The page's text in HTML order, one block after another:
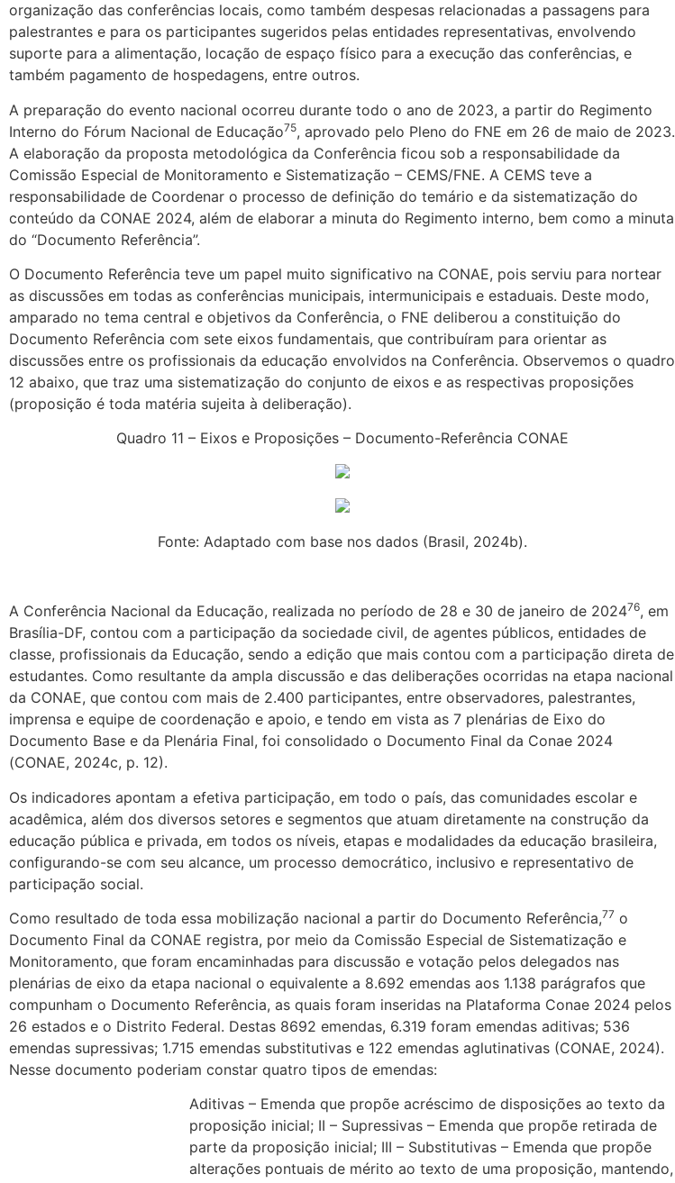
organização das conferências locais, como também despesas relacionadas a passagens para
palestrantes e para os participantes sugeridos pelas entidades representativas, envolvendo
suporte para a alimentação, locação de espaço físico para a execução das conferências, e
também pagamento de hospedagens, entre outros.
A preparação do evento nacional ocorreu durante todo o ano de 2023, a partir do Regimento
Interno do Fórum Nacional de Educação75, aprovado pelo Pleno do FNE em 26 de maio de 2023.
A elaboração da proposta metodológica da Conferência ficou sob a responsabilidade da
Comissão Especial de Monitoramento e Sistematização – CEMS/FNE. A CEMS teve a
responsabilidade de Coordenar o processo de definição do temário e da sistematização do
conteúdo da CONAE 2024, além de elaborar a minuta do Regimento interno, bem como a minuta
do “Documento Referência”.
O Documento Referência teve um papel muito significativo na CONAE, pois serviu para nortear
as discussões em todas as conferências municipais, intermunicipais e estaduais. Deste modo,
amparado no tema central e objetivos da Conferência, o FNE deliberou a constituição do
Documento Referência com sete eixos fundamentais, que contribuíram para orientar as
discussões entre os profissionais da educação envolvidos na Conferência. Observemos o quadro
12 abaixo, que traz uma sistematização do conjunto de eixos e as respectivas proposições
(proposição é toda matéria sujeita à deliberação).
Quadro 11 – Eixos e Proposições – Documento-Referência CONAE
Fonte: Adaptado com base nos dados (Brasil, 2024b).
A Conferência Nacional da Educação, realizada no período de 28 e 30 de janeiro de 202476, em
Brasília-DF, contou com a participação da sociedade civil, de agentes públicos, entidades de
classe, profissionais da Educação, sendo a edição que mais contou com a participação direta de
estudantes. Como resultante da ampla discussão e das deliberações ocorridas na etapa nacional
da CONAE, que contou com mais de 2.400 participantes, entre observadores, palestrantes,
imprensa e equipe de coordenação e apoio, e tendo em vista as 7 plenárias de Eixo do
Documento Base e da Plenária Final, foi consolidado o Documento Final da Conae 2024
(CONAE, 2024c, p. 12).
Os indicadores apontam a efetiva participação, em todo o país, das comunidades escolar e
acadêmica, além dos diversos setores e segmentos que atuam diretamente na construção da
educação pública e privada, em todos os níveis, etapas e modalidades da educação brasileira,
configurando-se com seu alcance, um processo democrático, inclusivo e representativo de
participação social.
Como resultado de toda essa mobilização nacional a partir do Documento Referência,77 o
Documento Final da CONAE registra, por meio da Comissão Especial de Sistematização e
Monitoramento, que foram encaminhadas para discussão e votação pelos delegados nas
plenárias de eixo da etapa nacional o equivalente a 8.692 emendas aos 1.138 parágrafos que
compunham o Documento Referência, as quais foram inseridas na Plataforma Conae 2024 pelos
26 estados e o Distrito Federal. Destas 8692 emendas, 6.319 foram emendas aditivas; 536
emendas supressivas; 1.715 emendas substitutivas e 122 emendas aglutinativas (CONAE, 2024).
Nesse documento poderiam constar quatro tipos de emendas:
Aditivas – Emenda que propõe acréscimo de disposições ao texto da
proposição inicial; II – Supressivas – Emenda que propõe retirada de
parte da proposição inicial; III – Substitutivas – Emenda que propõe
alterações pontuais de mérito ao texto de uma proposição, mantendo,